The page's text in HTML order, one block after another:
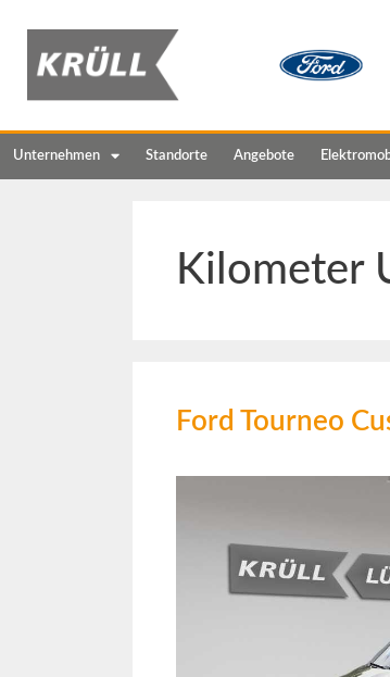
Unternehmen Standorte Angebote
Kilometer
Ford Tourneo